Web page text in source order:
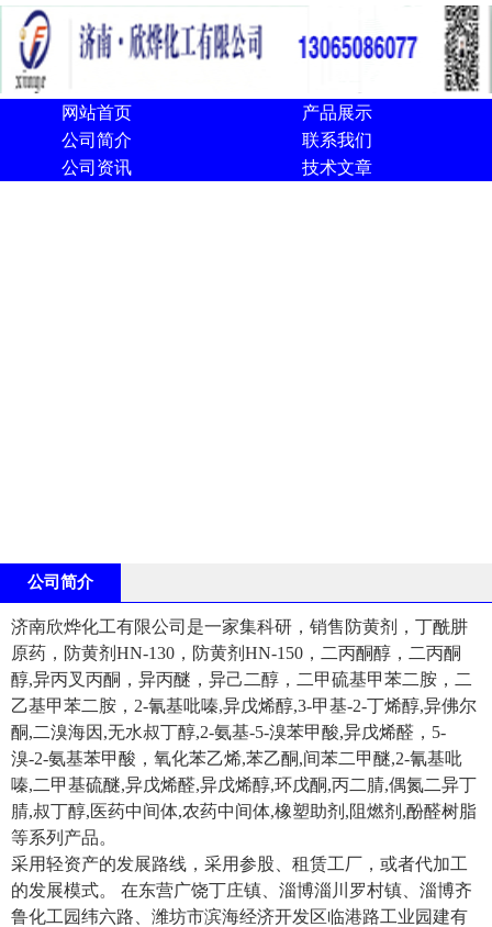
网站首页
产品展示
公司简介
联系我们
公司资讯
技术文章
公司简介
济南欣烨化工有限公司是一家集科研，销售防黄剂，丁酰肼
原药，防黄剂HN-130，防黄剂HN-150，二丙酮醇，二丙酮
醇,异丙叉丙酮，异丙醚，异己二醇，二甲硫基甲苯二胺，二
乙基甲苯二胺，2-氰基吡嗪,异戊烯醇,3-甲基-2-丁烯醇,异佛尔
酮,二溴海因,无水叔丁醇,2-氨基-5-溴苯甲酸,异戊烯醛，5-
溴-2-氨基苯甲酸，氧化苯乙烯,苯乙酮,间苯二甲醚,2-氰基吡
嗪,二甲基硫醚,异戊烯醛,异戊烯醇,环戊酮,丙二腈,偶氮二异丁
腈,叔丁醇,医药中间体,农药中间体,橡塑助剂,阻燃剂,酚醛树脂
等系列产品。
采用轻资产的发展路线，采用参股、租赁工厂，或者代加工
的发展模式。 在东营广饶丁庄镇、淄博淄川罗村镇、淄博齐
鲁化工园纬六路、潍坊市滨海经济开发区临港路工业园建有